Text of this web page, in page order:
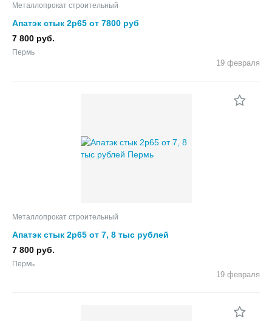
Металлопрокат строительный
Апатэк стык 2р65 от 7800 руб
7 800 руб.
Пермь
19 февраля
Металлопрокат строительный
Апатэк стык 2р65 от 7, 8 тыс рублей
7 800 руб.
Пермь
19 февраля